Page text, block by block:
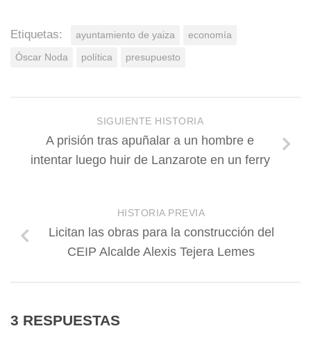
Etiquetas: ayuntamiento de yaiza
economía
Óscar Noda
política presupuesto
SIGUIENTE HISTORIA
A prisión tras apuñalar a un hombre e
intentar luego huir de Lanzarote en un ferry
HISTORIA PREVIA
Licitan las obras para la construcción del
CEIP Alcalde Alexis Tejera Lemes
3 RESPUESTAS